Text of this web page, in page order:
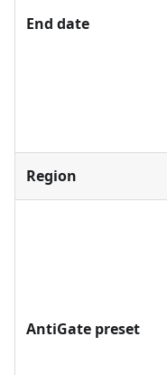
End date
Region
AntiGate preset